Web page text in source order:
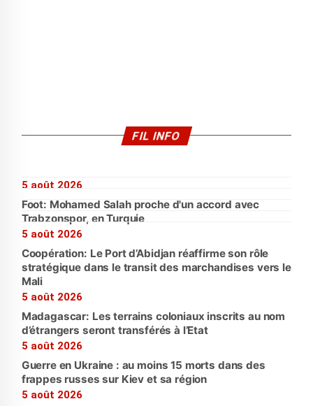
FIL INFO
5 août 2026
Foot: Mohamed Salah proche d'un accord avec
Trabzonspor, en Turquie
5 août 2026
Coopération: Le Port d’Abidjan réaffirme son rôle
stratégique dans le transit des marchandises vers le
Mali
5 août 2026
Madagascar: Les terrains coloniaux inscrits au nom
d’étrangers seront transférés à l’Etat
5 août 2026
Guerre en Ukraine : au moins 15 morts dans des
frappes russes sur Kiev et sa région
5 août 2026